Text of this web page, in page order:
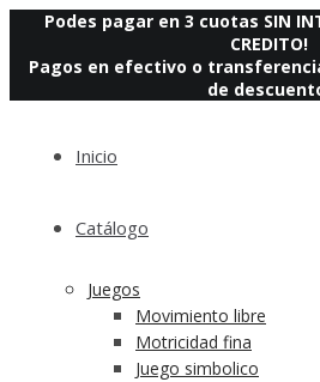
Podes pagar en 3 cuotas SIN
CREDITO!
Pagos en efectivo o
de
Inicio
Catálogo
Juegos
Movimiento libre
Motricidad fina
Juego simbolico